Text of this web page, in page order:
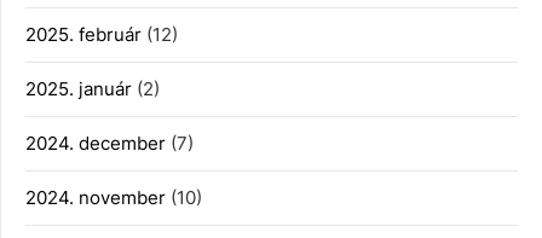
2025. február (12)
2025. január (2)
2024. december (7)
2024. november (10)